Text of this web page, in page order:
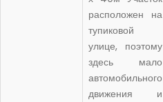
расположен на
тупиковой
улице, поэтому
здесь мало
автомобильного
движения и